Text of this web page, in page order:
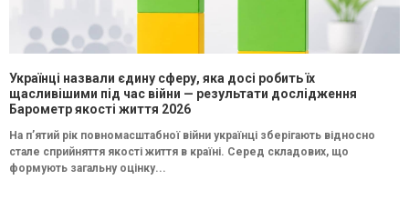
Українці назвали єдину сферу, яка досі робить їх
щасливішими під час війни — результати дослідження
Барометр якості життя 2026
На п’ятий рік повномасштабної війни українці зберігають відносно
стале сприйняття якості життя в країні. Серед складових, що
формують загальну оцінку...